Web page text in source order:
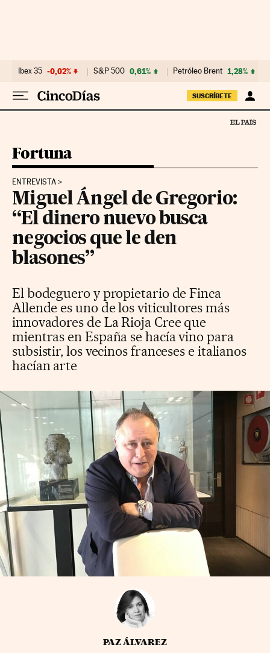
Ibex 35 -0,02% S&P 500 0,61% Petróleo Brent 1,28%
SUSCRÍBETE
Fortuna
ENTREVISTA
Miguel Ángel de Gregorio:
“El dinero nuevo busca
negocios que le den
blasones”
El bodeguero y propietario de Finca
Allende es uno de los viticultores más
innovadores de La Rioja Cree que
mientras en España se hacía vino para
subsistir, los vecinos franceses e italianos
hacían arte
PAZ ÁLVAREZ